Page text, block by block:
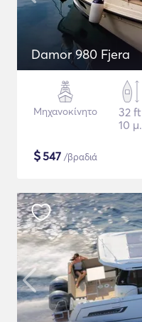
Damor 980 Fjera
Μηχανοκίνητο
32 ft
10 μ.
$547 /βραδιά